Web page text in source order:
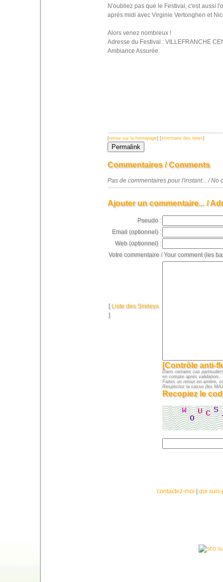
N'oubliez pas que le Festival, c'est aussi
après midi avec Virginie Vertonghen et
Alors venez nombreux !
Adresse du Festival : VILLEFRANCHE
Ambiance Assurée.
[retour sur la homepage] [sommaire des news]
Commentaires / Comments
Pas de commentaires pour l'instant... / No
Ajouter un commentaire... /
Pseudo :
Email (optionnel) :
Web (optionnel) :
Votre commentaire / Your comment (les
[ Liste des Smileys
]
[Contrôle anti-
Dans certains cas
en compte après
Faites un retour en arrière,
Respectez la casse (les
Recopiez le
contactez-moi qui